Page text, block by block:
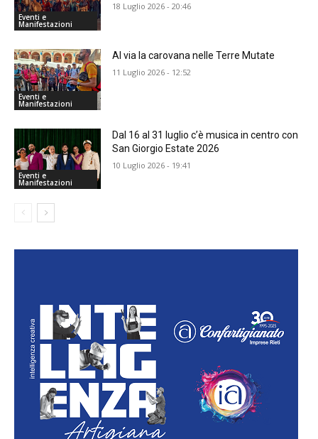
Eventi e
Manifestazioni
18 Luglio 2026 - 20:46
Eventi e
Manifestazioni
Al via la carovana nelle Terre Mutate
11 Luglio 2026 - 12:52
Eventi e
Manifestazioni
Dal 16 al 31 luglio c’è musica in centro con
San Giorgio Estate 2026
10 Luglio 2026 - 19:41